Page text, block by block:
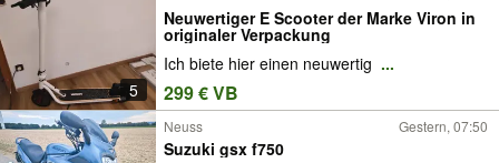
5
Neuwertiger E Scooter der Marke Viron in
originaler Verpackung
Ich biete hier einen neuwertig ...
299 € VB
Neuss Gestern, 07:50
Suzuki gsx f750